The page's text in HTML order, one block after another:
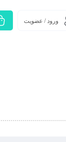
ورود / عضویت